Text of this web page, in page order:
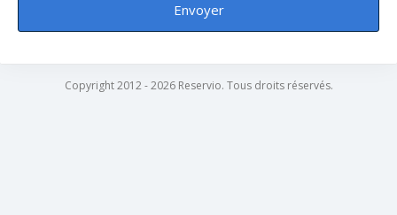
Envoyer
Copyright 2012 - 2026 Reservio. Tous droits réservés.